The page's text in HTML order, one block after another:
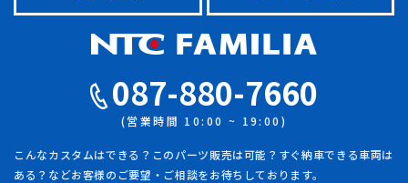
087-880-7660
(営業時間 10:00 ~ 19:00)
こんなカスタムはできる？このパーツ販売は可能？すぐ納車できる車両は
ある？ などお客様のご要望・ご相談をお待ちしております。